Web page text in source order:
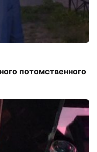
потомственного